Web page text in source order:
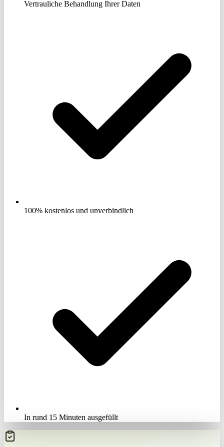
Vertrauliche Behandlung Ihrer Daten
100% kostenlos und unverbindlich
In rund 15 Minuten ausgefüllt